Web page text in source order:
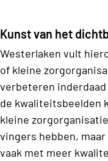
Kunst van het
Westerlaken vult
of kleine
verbeteren
de kwaliteitsbeelden
kleine
vingers hebben,
vaak met meer